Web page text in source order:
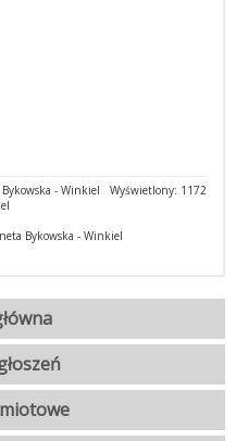
Wyświetlony: 1172
- Winkiel
Bykowska - Winkiel